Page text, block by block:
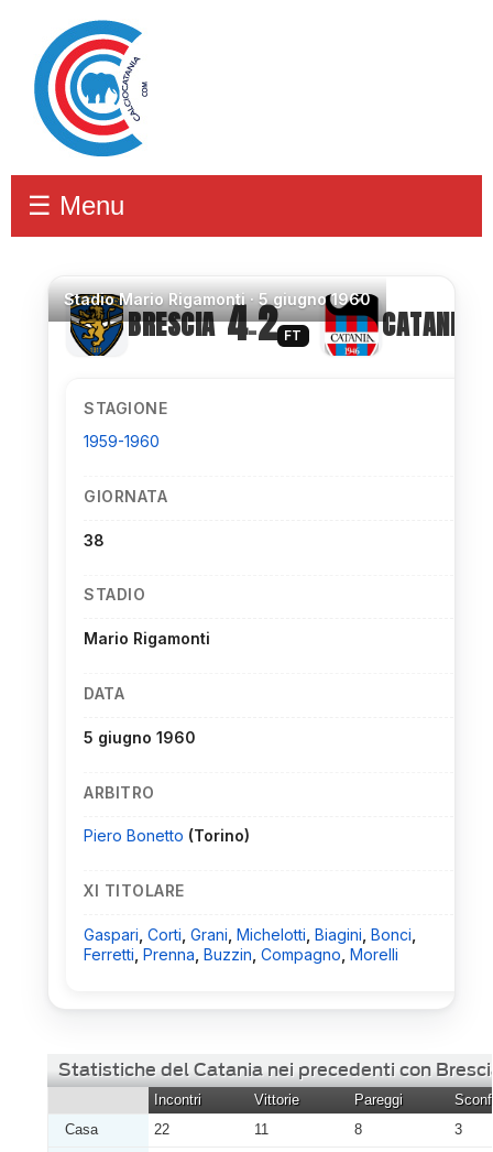
☰ Menu
StadioMario Rigamonti ·5 giugno 1960
BRESCIA 4–2 FT CATANIA
STAGIONE
1959-1960
GIORNATA
38
STADIO
Mario Rigamonti
DATA
5 giugno 1960
ARBITRO
Piero Bonetto (Torino)
XI TITOLARE
Gaspari Corti Grani Michelotti Biagini Bonci
Ferretti Prenna Buzzin Compagno Morelli
Statistiche del Catania nei precedenti con
Incontri Vittorie Pareggi
Casa
22 11 8
3